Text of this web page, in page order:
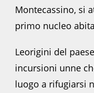
Montecassino, si
primo nucleo
Leorigini del
incursioni unne
luogo a rifugiarsi